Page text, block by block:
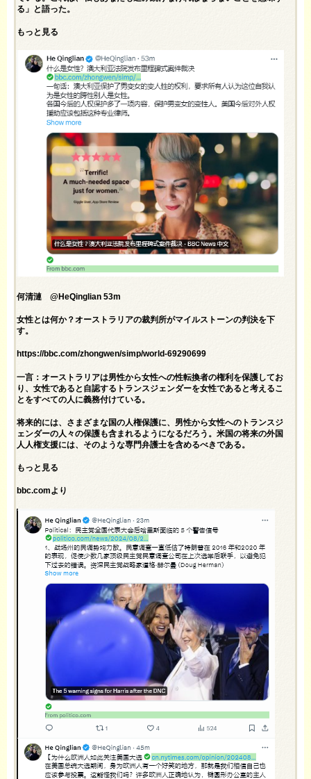
る」と語った。
もっと見る
何清漣 @HeQinglian 53m
女性とは何か？オーストラリアの裁判所がマイルストーンの判決を下
す。
https://bbc.com/zhongwen/simp/world-69290699
一言：オーストラリアは男性から女性への性転換者の権利を保護してお
り、女性であると自認するトランスジェンダーを女性であると考えるこ
とをすべての人に義務付けている。
将来的には、さまざまな国の人権保護に、男性から女性へのトランスジ
ェンダーの人々の保護も含まれるようになるだろう。米国の将来の外国
人人権支援には、そのような専門弁護士を含めるべきである。
もっと見る
bbc.comより